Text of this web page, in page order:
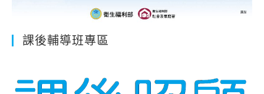
課後輔導班專區